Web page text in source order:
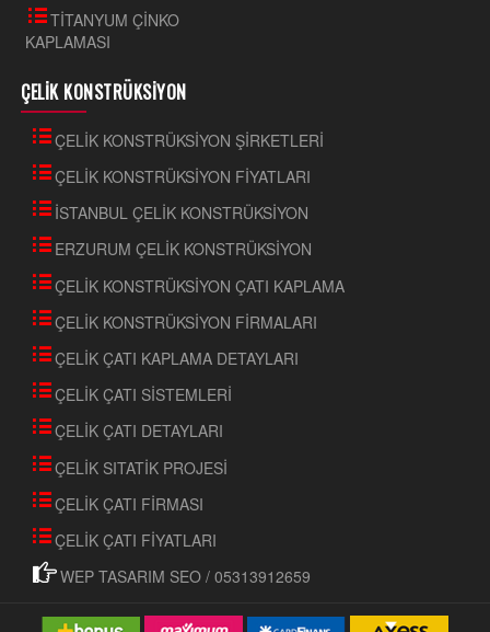
TİTANYUM ÇİNKO
KAPLAMASI
ÇELİK KONSTRÜKSİYON
ÇELİK KONSTRÜKSİYON ŞİRKETLERİ
ÇELİK KONSTRÜKSİYON FİYATLARI
İSTANBUL ÇELİK KONSTRÜKSİYON
ERZURUM ÇELİK KONSTRÜKSİYON
ÇELİK KONSTRÜKSİYON ÇATI KAPLAMA
ÇELİK KONSTRÜKSİYON FİRMALARI
ÇELİK ÇATI KAPLAMA DETAYLARI
ÇELİK ÇATI SİSTEMLERİ
ÇELİK ÇATI DETAYLARI
ÇELİK SITATİK PROJESİ
ÇELİK ÇATI FİRMASI
ÇELİK ÇATI FİYATLARI
WEP TASARIM SEO / 05313912659